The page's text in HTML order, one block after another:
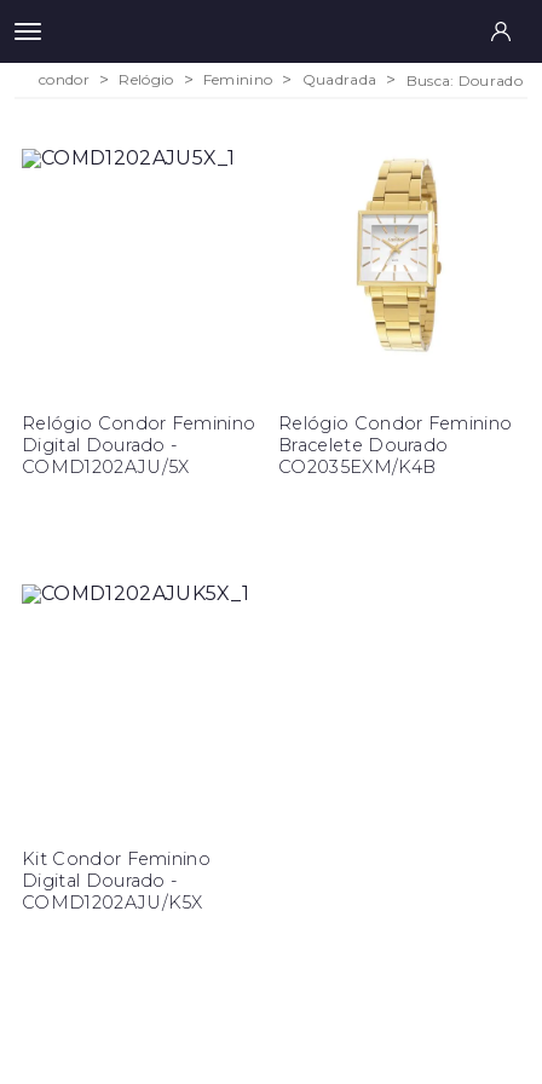
condor Relógio Feminino Quadrada Busca: Dourado
Relógio Condor Feminino
Digital Dourado -
COMD1202AJU/5X
Relógio Condor Feminino
Bracelete Dourado
CO2035EXM/K4B
Kit Condor Feminino
Digital Dourado -
COMD1202AJU/K5X